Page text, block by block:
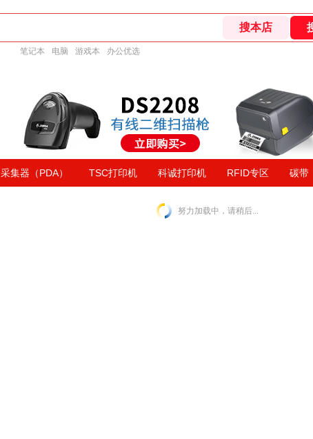
笔记本 电脑 游戏本 办公优选
采集器（PDA） TSC打印机 科诚打印机 RFID专区 碳带
努力加载中，请稍后...